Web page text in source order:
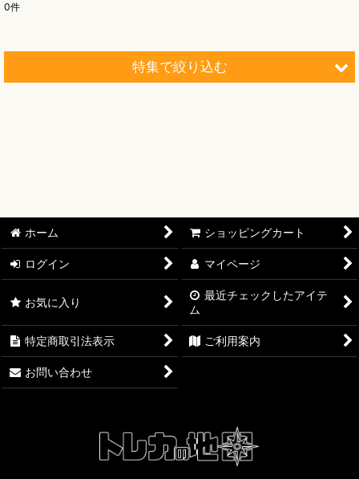
0件
特集で絞り込む
【ワンピースカード】ブースターパック 決戦の刻【OP-16】
【ワンピースカード】ブースターパック 神の島の冒険【OP-
15】
【ワンピースカード】エクストラブースター EGGHEAD
CRISIS【EB-04】
【ワンピースカード】ブースターパック 蒼海の七傑【OP-14】
【ワンピースカード】ブースターパック 受け継がれる意志
ホーム ショッピングカート
ログイン マイページ
お気に入り
最近チェックしたアイテ
ム
特定商取引法表示 ご利用案内
お問い合わせ